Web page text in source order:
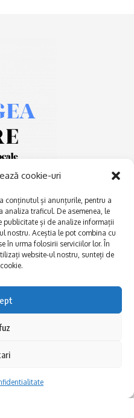
cookie-uri
conținutul și anunțurile, pentru a
analiza traficul. De asemenea, le
publicitate și de analize informații
nostru. Aceștia le pot combina cu
în urma folosirii serviciilor lor. În
website-ul nostru, sunteți de
Afaceri și meșteșuguri
Actualitate
Istorie și civilizaţie
La Drum cu Ada